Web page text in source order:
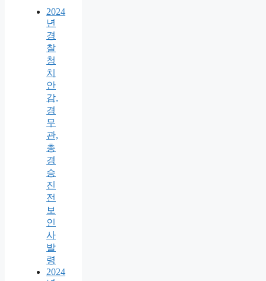
2024
년
경
찰
청
치
안
감,
경
무
관,
총
경
승
진
전
보
인
사
발
령
2024